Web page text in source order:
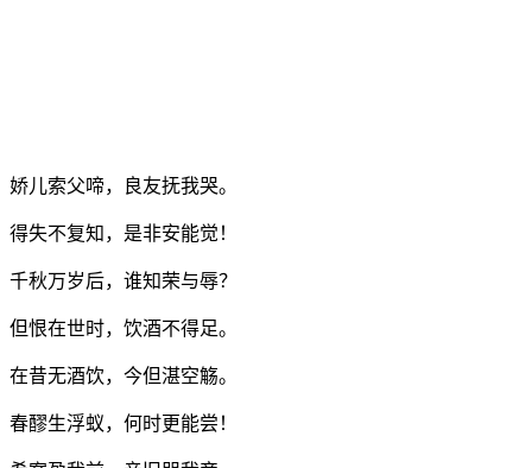
娇儿索父啼，良友抚我哭。
得失不复知，是非安能觉！
千秋万岁后，谁知荣与辱？
但恨在世时，饮酒不得足。
在昔无酒饮，今但湛空觞。
春醪生浮蚁，何时更能尝！